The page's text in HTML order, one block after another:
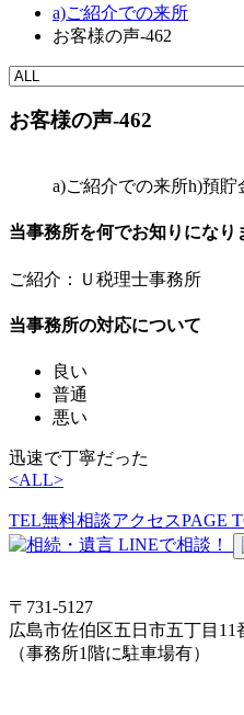
a)ご紹介での来所
お客様の声-462
お客様の声-462
a)ご紹介での来所h)預貯
当事務所を何でお知りになり
ご紹介：Ｕ税理士事務所
当事務所の対応について
良い
普通
悪い
迅速で丁寧だった
<ALL>
TEL無料相談アクセスPAGE
〒731-5127
広島市佐伯区五日市五丁目11
（事務所1階に駐車場有）